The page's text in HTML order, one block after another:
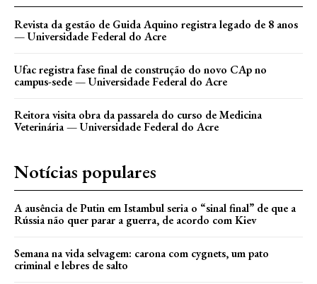
Revista da gestão de Guida Aquino registra legado de 8 anos
— Universidade Federal do Acre
Ufac registra fase final de construção do novo CAp no
campus-sede — Universidade Federal do Acre
Reitora visita obra da passarela do curso de Medicina
Veterinária — Universidade Federal do Acre
Notícias populares
A ausência de Putin em Istambul seria o “sinal final” de que a
Rússia não quer parar a guerra, de acordo com Kiev
Semana na vida selvagem: carona com cygnets, um pato
criminal e lebres de salto